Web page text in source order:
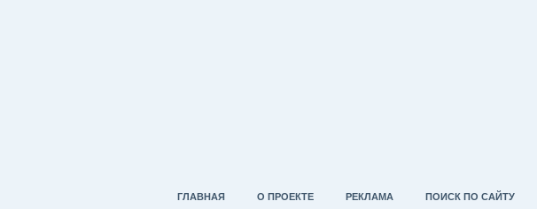
ГЛАВНАЯ О ПРОЕКТЕ РЕКЛАМА ПОИСК ПО САЙТУ